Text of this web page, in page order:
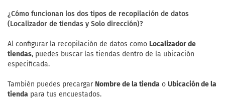
¿Cómo funcionan los dos tipos de recopilación de datos
(Localizador de tiendas y Solo dirección)?
Al configurar la recopilación de datos como Localizador de
tiendas, puedes buscar las tiendas dentro de la ubicación
especificada.
También puedes precargar Nombre de la tienda o Ubicación de la
tienda para tus encuestados.